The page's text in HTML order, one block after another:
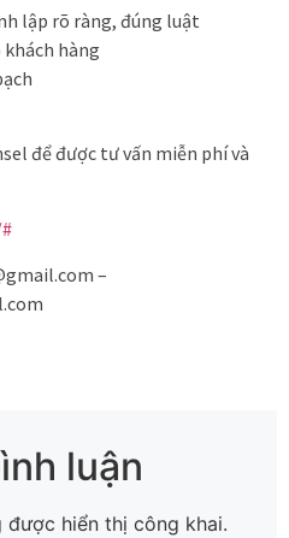
lập rõ ràng, đúng luật
hàng
để được tư vấn miễn phí và
–
luận
được hiển thị công khai.